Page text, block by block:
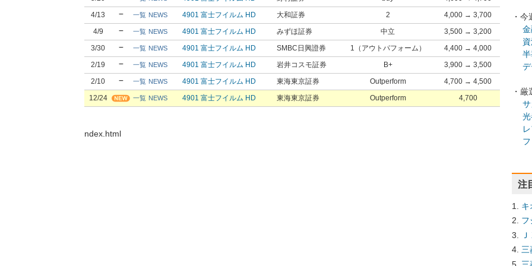
4/13
一覧 NEWS 4901 富士フイルム HD 大和証券 2
4,000 → 3,700
4/9
一覧 NEWS 4901 富士フイルム HD みずほ証券 中立
3,500 → 3,200
3/30
一覧 NEWS 4901 富士フイルム HD SMBC日興證券 1（アウトパフォーム）
4,400 → 4,000
2/19
一覧 NEWS 4901 富士フイルム HD 岩井コスモ証券 B+
3,900 → 3,500
2/10
一覧 NEWS 4901 富士フイルム HD 東海東京証券 Outperform
4,700 → 4,500
12/24
一覧 NEWS 4901 富士フイルム HD 東海東京証券 Outperform 4,700
ndex.html
・
・
注
キ
フ
三
三